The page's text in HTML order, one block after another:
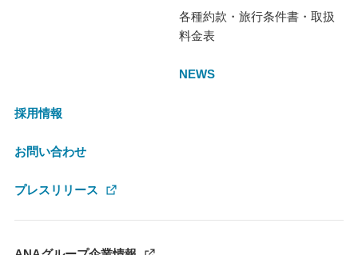
各種約款・旅行条件書・取扱
料金表
NEWS
採用情報
お問い合わせ
プレスリリース